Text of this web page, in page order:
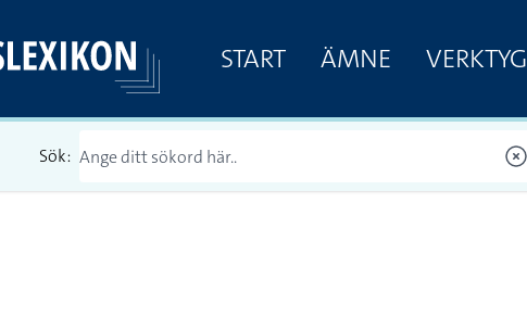
START ÄMNE VERKTYG
Sök: